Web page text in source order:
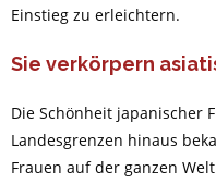
Einstieg zu erleichtern.
Sie verkörpern
Die Schönheit japanischer
Landesgrenzen hinaus
Frauen auf der ganzen